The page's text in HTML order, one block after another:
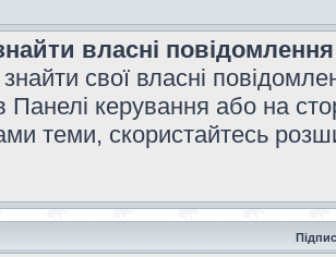
власні
свої власні
Панелі керування або на
теми, скористайтесь